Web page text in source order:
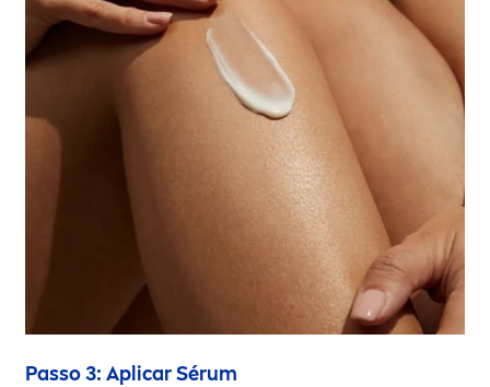
Passo 3: Aplicar Sérum